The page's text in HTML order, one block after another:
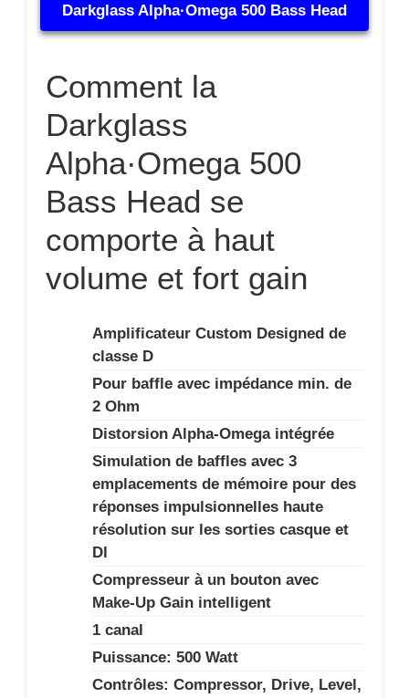
Darkglass Alpha·Omega 500 Bass Head
Comment la
Darkglass
Alpha·Omega 500
Bass Head se
comporte à haut
volume et fort gain
Amplificateur Custom Designed de
classe D
Pour baffle avec impédance min. de
2 Ohm
Distorsion Alpha-Omega intégrée
Simulation de baffles avec 3
emplacements de mémoire pour des
réponses impulsionnelles haute
résolution sur les sorties casque et
DI
Compresseur à un bouton avec
Make-Up Gain intelligent
1 canal
Puissance: 500 Watt
Contrôles: Compressor, Drive, Level,